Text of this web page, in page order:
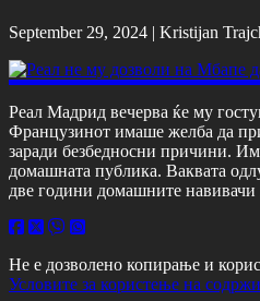
September 29, 2024 | Kristijan
Реал Мадрид вечерва ќе му
Французинот имаше желба да
заради безбедносни причини.
домашната публика. Ваквата
две години домашните
Не е дозволено копирање и
Условите за користење на